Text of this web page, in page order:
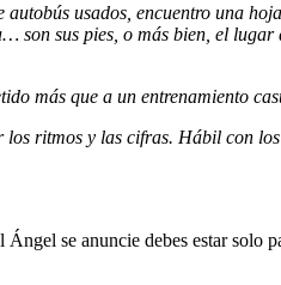
usados, encuentro una
sus pies, o más bien, el
más que a un entrenamiento
ritmos y las cifras. Hábil con
se anuncie debes estar solo